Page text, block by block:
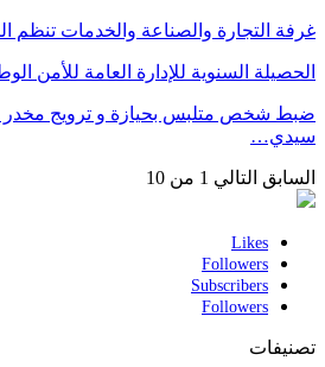
غرفة التجارة والصناعة والخدمات تنظم
الحصيلة السنوية للإدارة العامة للأمن الوطني
ضبط شخص متلبس بحيازة و ترويج مخدر
سيدي…
السابق التالي 1 من 10
Likes
Followers
Subscribers
Followers
تصنيفات